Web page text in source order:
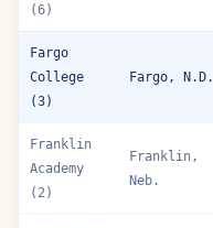
(6)
Fargo
College
(3)
Fargo, N.D.
Franklin
Academy
(2)
Franklin,
Neb.